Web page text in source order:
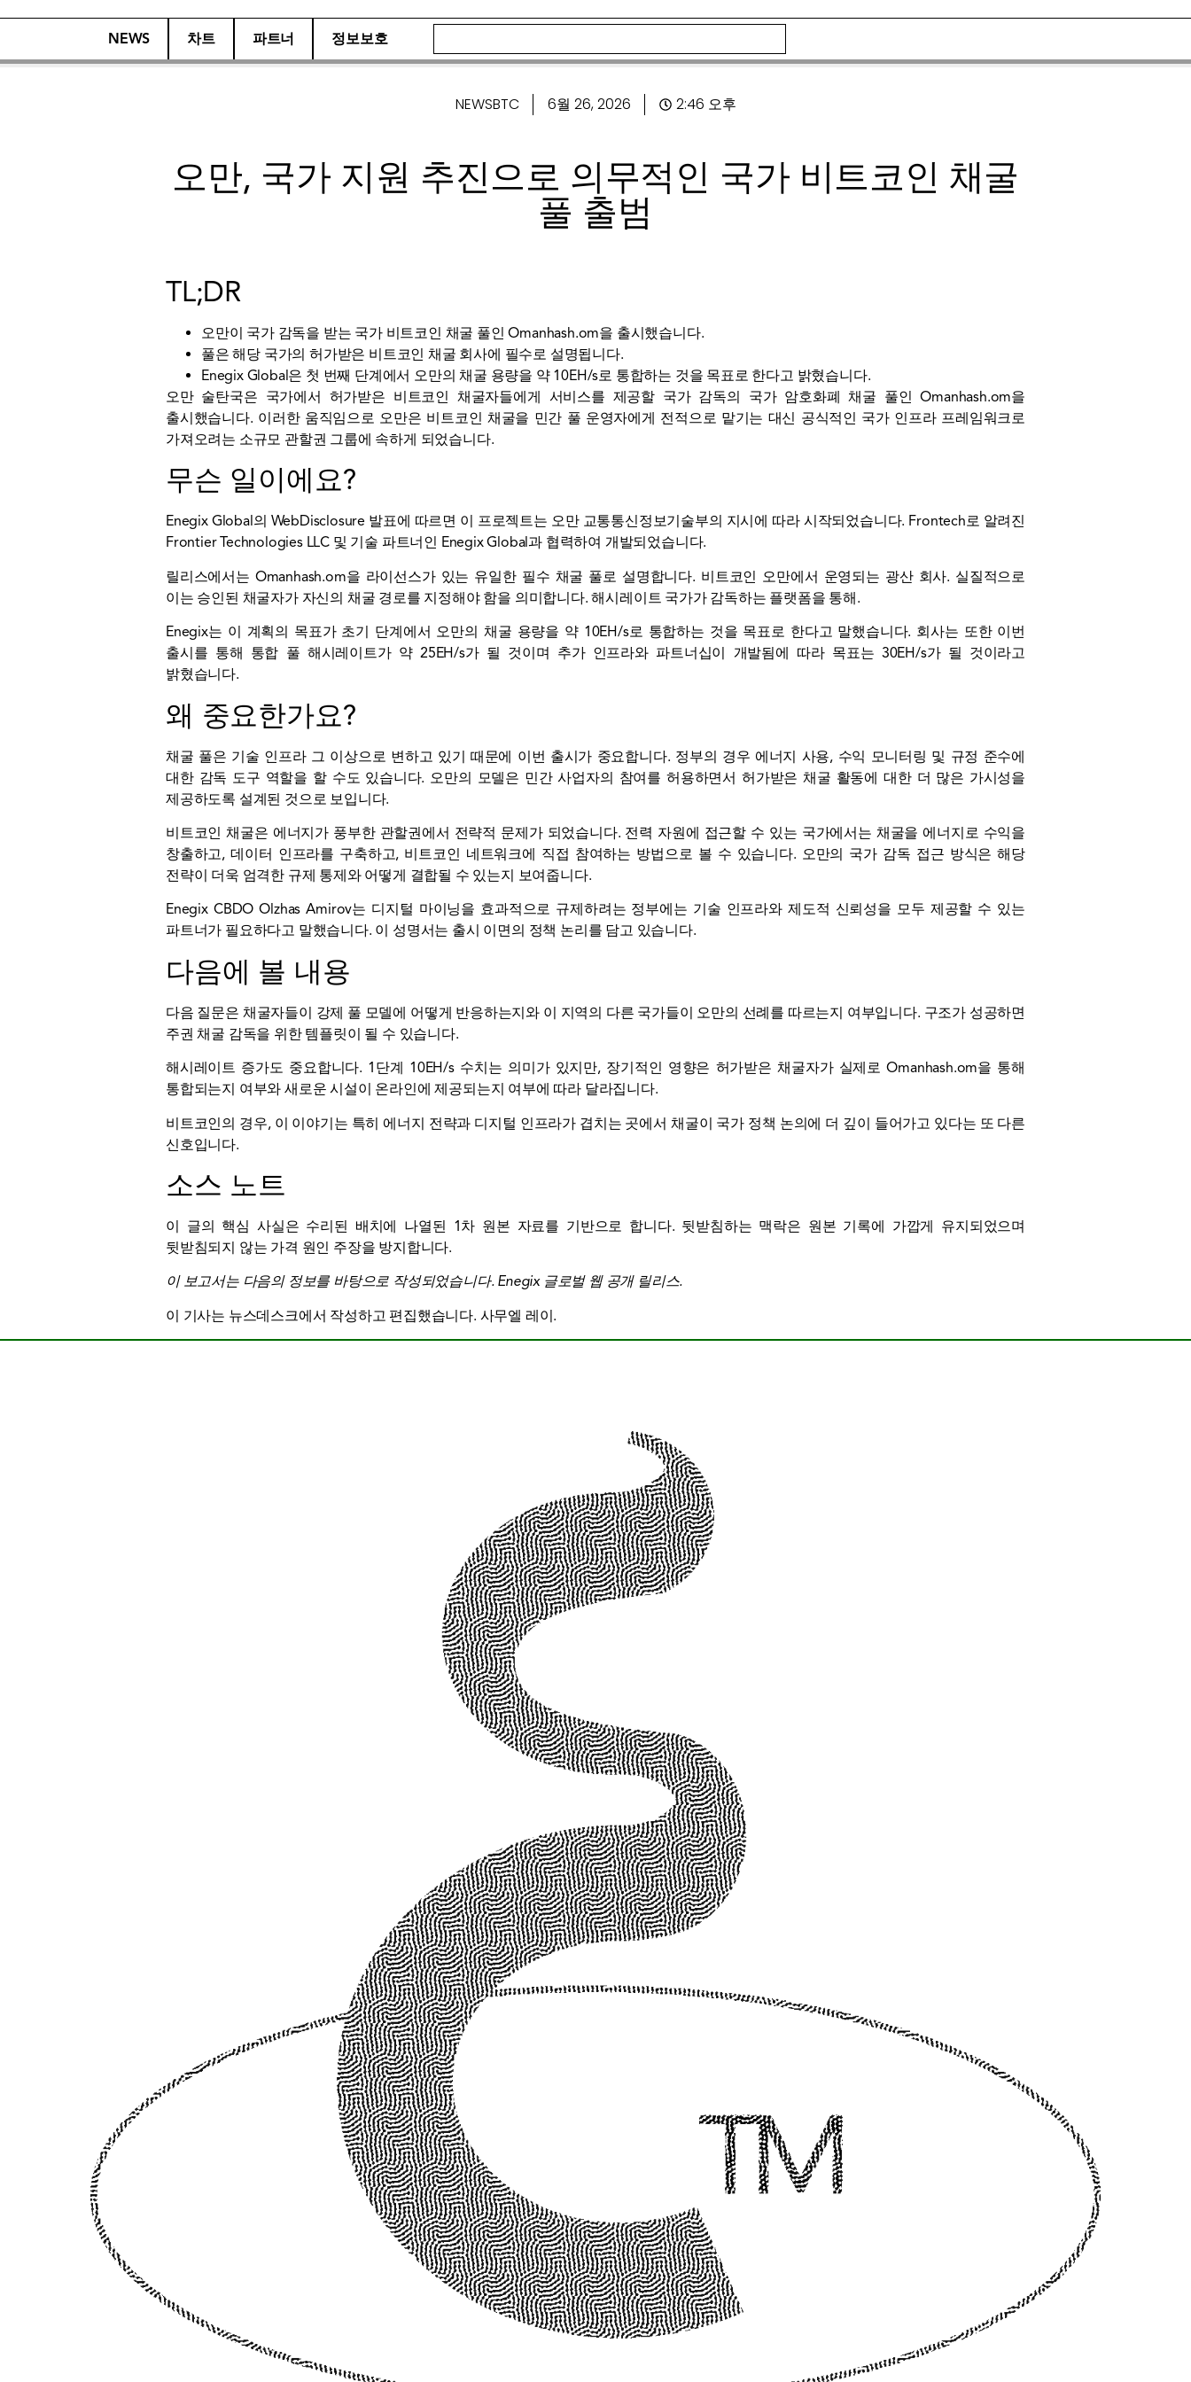
NEWS 차트 파트너 정보보호
NEWSBTC 6월 26, 2026 2:46 오후
오만, 국가 지원 추진으로 의무적인 국가 비트코인 ​​채굴
풀 출범
TL;DR
오만이 국가 감독을 받는 국가 비트코인 ​​채굴 풀인 Omanhash.om을 출시했습니다.
풀은 해당 국가의 허가받은 비트코인 ​​채굴 회사에 필수로 설명됩니다.
Enegix Global은 첫 ​​번째 단계에서 오만의 채굴 용량을 약 10EH/s로 통합하는 것을 목표로 한다고 밝혔습니다.
오만 술탄국은 국가에서 허가받은 비트코인 ​​채굴자들에게 서비스를 제공할 국가 감독의 국가 암호화폐 채굴 풀인 Omanhash.om을
출시했습니다. 이러한 움직임으로 오만은 비트코인 ​​채굴을 민간 풀 운영자에게 전적으로 맡기는 대신 공식적인 국가 인프라 프레임워크로
가져오려는 소규모 관할권 그룹에 속하게 되었습니다.
무슨 일이에요?
Enegix Global의 WebDisclosure 발표에 따르면 이 프로젝트는 오만 교통통신정보기술부의 지시에 따라 시작되었습니다. Frontech로 알려진
Frontier Technologies LLC 및 기술 파트너인 Enegix Global과 협력하여 개발되었습니다.
릴리스에서는 Omanhash.om을 라이선스가 있는 유일한 필수 채굴 풀로 설명합니다. 비트코인 오만에서 운영되는 광산 회사. 실질적으로
이는 승인된 채굴자가 자신의 채굴 경로를 지정해야 함을 의미합니다.해시레이트 국가가 감독하는 플랫폼을 통해.
Enegix는 이 계획의 목표가 초기 단계에서 오만의 채굴 용량을 약 10EH/s로 통합하는 것을 목표로 한다고 말했습니다. 회사는 또한 이번
출시를 통해 통합 풀 해시레이트가 약 25EH/s가 될 것이며 추가 인프라와 파트너십이 개발됨에 따라 목표는 30EH/s가 될 것이라고
밝혔습니다.
왜 중요한가요?
채굴 풀은 기술 인프라 그 이상으로 변하고 있기 때문에 이번 출시가 중요합니다. 정부의 경우 에너지 사용, 수익 모니터링 및 규정 준수에
대한 감독 도구 역할을 할 수도 있습니다. 오만의 모델은 민간 사업자의 참여를 허용하면서 허가받은 채굴 활동에 대한 더 많은 가시성을
제공하도록 설계된 것으로 보입니다.
비트코인 채굴은 에너지가 풍부한 관할권에서 전략적 문제가 되었습니다. 전력 자원에 접근할 수 있는 국가에서는 채굴을 에너지로 수익을
창출하고, 데이터 인프라를 구축하고, 비트코인 ​​네트워크에 직접 참여하는 방법으로 볼 수 있습니다. 오만의 국가 감독 접근 방식은 해당
전략이 더욱 엄격한 규제 통제와 어떻게 결합될 수 있는지 보여줍니다.
Enegix CBDO Olzhas Amirov는 디지털 마이닝을 효과적으로 규제하려는 정부에는 기술 인프라와 제도적 신뢰성을 모두 제공할 수 있는
파트너가 필요하다고 말했습니다. 이 성명서는 출시 이면의 정책 논리를 담고 있습니다.
다음에 볼 내용
다음 질문은 채굴자들이 강제 풀 모델에 어떻게 반응하는지와 이 지역의 다른 국가들이 오만의 선례를 따르는지 여부입니다. 구조가 성공하면
주권 채굴 감독을 위한 템플릿이 될 수 있습니다.
해시레이트 증가도 중요합니다. 1단계 10EH/s 수치는 의미가 있지만, 장기적인 영향은 허가받은 채굴자가 실제로 Omanhash.om을 통해
통합되는지 여부와 새로운 시설이 온라인에 제공되는지 여부에 따라 달라집니다.
비트코인의 경우, 이 이야기는 특히 에너지 전략과 디지털 인프라가 겹치는 곳에서 채굴이 국가 정책 논의에 더 깊이 들어가고 있다는 또 다른
신호입니다.
소스 노트
이 글의 핵심 사실은 수리된 배치에 나열된 1차 원본 자료를 기반으로 합니다. 뒷받침하는 맥락은 원본 기록에 가깝게 유지되었으며
뒷받침되지 않는 가격 원인 주장을 방지합니다.
이 보고서는 다음의 정보를 바탕으로 작성되었습니다. Enegix 글로벌 웹 공개 릴리스.
이 기사는 뉴스데스크에서 작성하고 편집했습니다. 사무엘 레이.